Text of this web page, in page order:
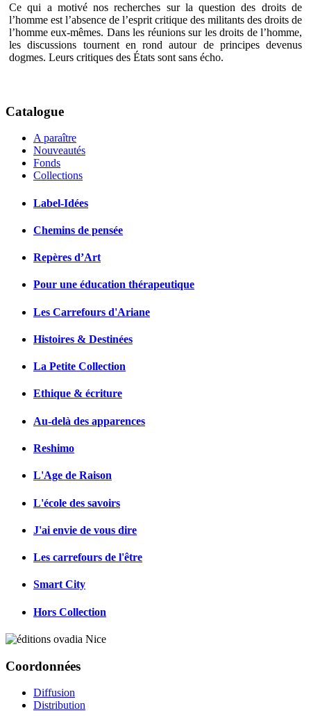
Ce qui a motivé nos recherches sur la question des droits de
l’homme est l’absence de l’esprit critique des militants des droits de
l’homme eux-mêmes. Dans les réunions sur les droits de l’homme,
les discussions tournent en rond autour de principes devenus
dogmes. Leurs critiques des États sont sans écho.
Catalogue
A paraître
Nouveautés
Fonds
Collections
Label-Idées
Chemins de pensée
Repères d’Art
Pour une éducation thérapeutique
Les Carrefours d'Ariane
Histoires & Destinées
La Petite Collection
Ethique & écriture
Au-delà des apparences
Reshimo
L'Age de Raison
L'école des savoirs
J'ai envie de vous dire
Les carrefours de l'être
Smart City
Hors Collection
Coordonnées
Diffusion
Distribution